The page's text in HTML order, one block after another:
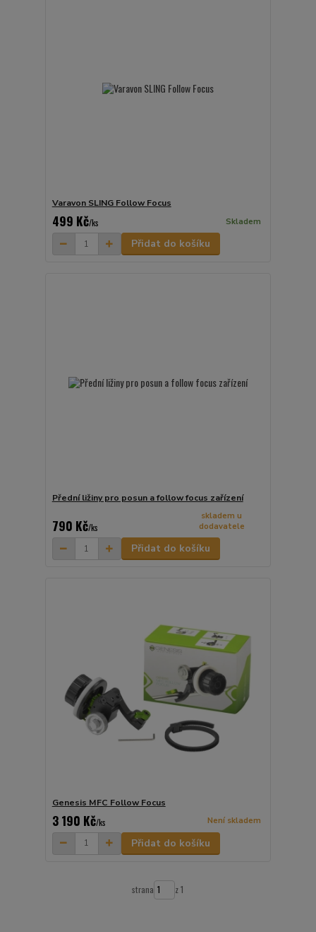
Varavon SLING Follow Focus
499 Kč/ks Skladem
Přidat do košíku
Přední ližiny pro posun a follow focus zařízení
790 Kč/ks
skladem u
dodavatele
Přidat do košíku
Genesis MFC Follow Focus
3 190 Kč/ks Není skladem
Přidat do košíku
strana z 1